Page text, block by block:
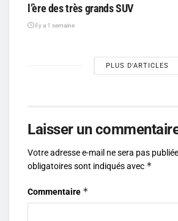
l’ère des très grands SUV
il y a 1 semaine
PLUS D'ARTICLES
Laisser un
Votre adresse e-mail ne sera pas
obligatoires sont indiqués avec *
Commentaire *